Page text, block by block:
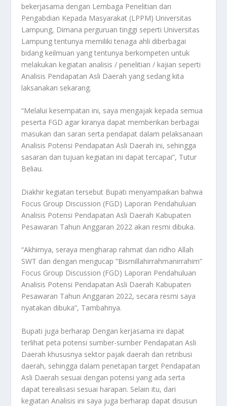
bekerjasama dengan Lembaga Penelitian dan
Pengabdian Kepada Masyarakat (LPPM) Universitas
Lampung, Dimana perguruan tinggi seperti Universitas
Lampung tentunya memiliki tenaga ahli diberbagai
bidang keilmuan yang tentunya berkompeten untuk
melakukan kegiatan analisis / penelitian / kajian seperti
Analisis Pendapatan Asli Daerah yang sedang kita
laksanakan sekarang.
“Melalui kesempatan ini, saya mengajak kepada semua
peserta FGD agar kiranya dapat memberikan berbagai
masukan dan saran serta pendapat dalam pelaksanaan
Analisis Potensi Pendapatan Asli Daerah ini, sehingga
sasaran dan tujuan kegiatan ini dapat tercapai”, Tutur
Beliau.
Diakhir kegiatan tersebut Bupati menyampaikan bahwa
Focus Group Discussion (FGD) Laporan Pendahuluan
Analisis Potensi Pendapatan Asli Daerah Kabupaten
Pesawaran Tahun Anggaran 2022 akan resmi dibuka.
“Akhirnya, seraya mengharap rahmat dan ridho Allah
SWT dan dengan mengucap “Bismillahirrahmanirrahim”
Focus Group Discussion (FGD) Laporan Pendahuluan
Analisis Potensi Pendapatan Asli Daerah Kabupaten
Pesawaran Tahun Anggaran 2022, secara resmi saya
nyatakan dibuka”, Tambahnya.
Bupati juga berharap Dengan kerjasama ini dapat
terlihat peta potensi sumber-sumber Pendapatan Asli
Daerah khususnya sektor pajak daerah dan retribusi
daerah, sehingga dalam penetapan target Pendapatan
Asli Daerah sesuai dengan potensi yang ada serta
dapat terealisasi sesuai harapan. Selain itu, dari
kegiatan Analisis ini saya juga berharap dapat disusun